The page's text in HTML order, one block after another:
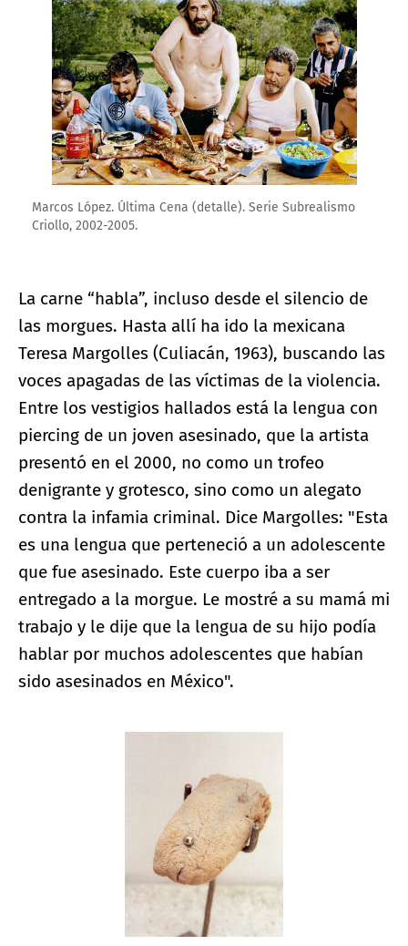
Marcos López. Última Cena (detalle). Serie Subrealismo
Criollo, 2002-2005.
La carne “habla”, incluso desde el silencio de
las morgues. Hasta allí ha ido la mexicana
Teresa Margolles (Culiacán, 1963), buscando las
voces apagadas de las víctimas de la violencia.
Entre los vestigios hallados está la lengua con
piercing de un joven asesinado, que la artista
presentó en el 2000, no como un trofeo
denigrante y grotesco, sino como un alegato
contra la infamia criminal. Dice Margolles: "Esta
es una lengua que perteneció a un adolescente
que fue asesinado. Este cuerpo iba a ser
entregado a la morgue. Le mostré a su mamá mi
trabajo y le dije que la lengua de su hijo podía
hablar por muchos adolescentes que habían
sido asesinados en México".